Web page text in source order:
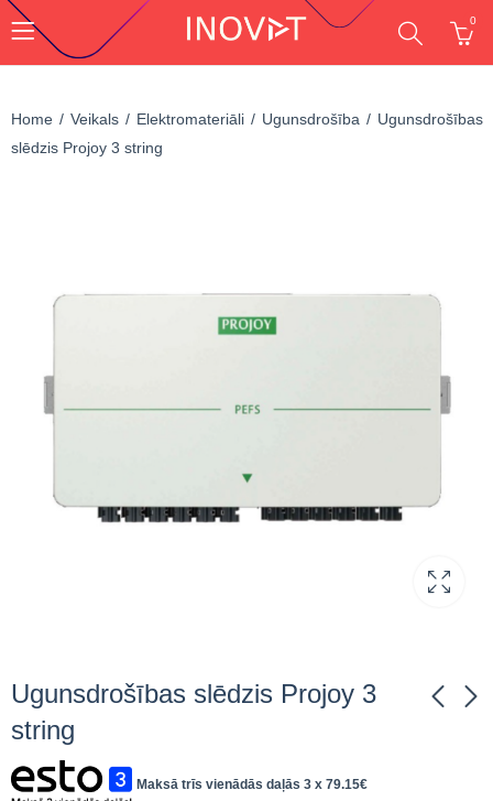
0
Home Veikals Elektromateriāli Ugunsdrošība
Ugunsdrošības
slēdzis Projoy 3 string
Ugunsdrošības slēdzis Projoy 3
string
Projoy 2 string
Projoy 4 string
Maksā trīs vienādās daļās 3 x 79.15€